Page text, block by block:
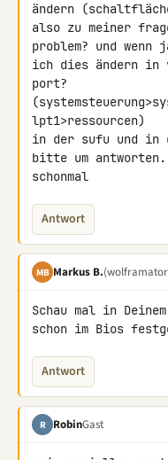
ändern
also zu meiner
problem? und wenn
ich dies ändern in
port?
lpt1>ressourcen)
in der sufu und in
bitte um
schonmal
Antwort
MB Markus B.
Schau mal in
schon im Bios
Antwort
R RobinGast